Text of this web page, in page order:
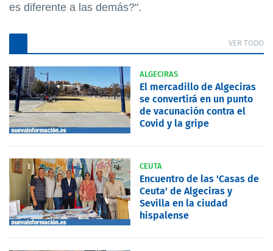
es diferente a las demás?".
VER TODO
ALGECIRAS
El mercadillo de Algeciras
se convertirá en un punto
de vacunación contra el
Covid y la gripe
CEUTA
Encuentro de las 'Casas de
Ceuta' de Algeciras y
Sevilla en la ciudad
hispalense